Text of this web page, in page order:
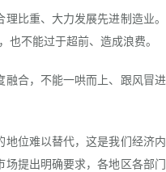
比重、大力发展先进制造业
不能过于超前、造成浪费。
合，不能一哄而上、跟风冒
位难以替代，这是我们经济
提出明确要求，各地区各部门